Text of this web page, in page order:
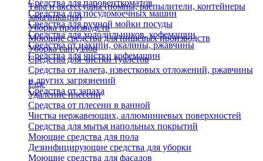
Средства для паровенткоматов
Средства для посудомоечных машин
Средства для ручной мойки посуды
Средства для холодильников, кофемашин
Средства от накипи, окалины, ржавчины
Средства для чистки кофемашин
Тара и аксессуары (помпы, распылители, контейнеры
замачивания)
Уборка производств
Моющие средства для пищевых производств
Уборка сан.узлов
Средства для чистки туалетов
Средства от налета, известковых отложений, ржавчины
и других загрязнений
Средства от запаха
Еще
Удаление плесени
Средства от плесени в ванной
Чистка нержавеющих, аллюминиевых поверхностей
Средства для мытья напольных покрытий
Моющие средства для пола
Дезинфицирующие средства для уборки
Моющие средства для фасадов